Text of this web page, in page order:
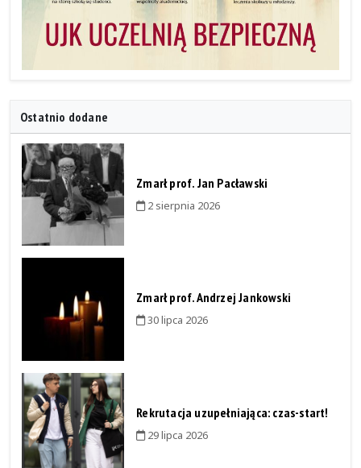
Ostatnio dodane
Zmarł prof. Jan Pacławski
2 sierpnia 2026
Zmarł prof. Andrzej Jankowski
30 lipca 2026
Rekrutacja uzupełniająca: czas-start!
29 lipca 2026